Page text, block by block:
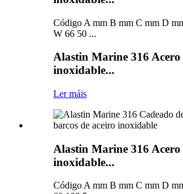
Código A mm B mm C mm D
W 66 50 ...
Alastin Marine 316 Acero
inoxidable...
Ler máis
Alastin Marine 316 Acero
inoxidable...
Código A mm B mm C mm D